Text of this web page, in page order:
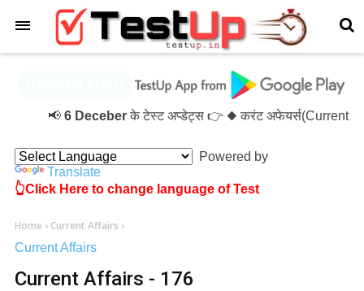
6 Deceberके टेस्ट अप्डेट्स 👉 ◆ करंट अफेयर्स(Current
Powered by
Translate
👆Click Here to change language of Test
Home › Current Affairs ›
Current Affairs
Current Affairs - 176